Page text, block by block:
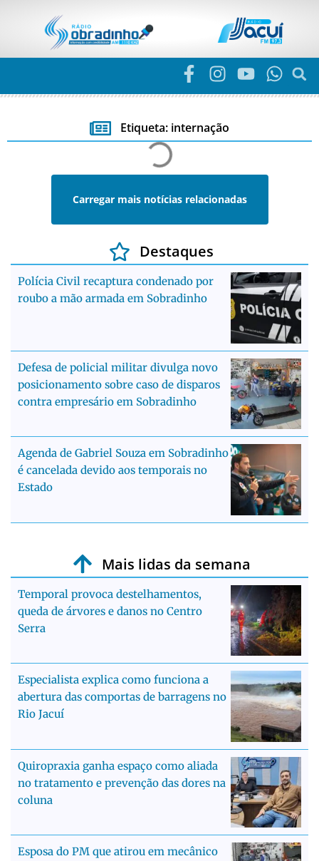
Etiqueta: internação
Carregar mais notícias relacionadas
Destaques
Polícia Civil recaptura condenado por
roubo a mão armada em Sobradinho
Defesa de policial militar divulga novo
posicionamento sobre caso de disparos
contra empresário em Sobradinho
Agenda de Gabriel Souza em Sobradinho
é cancelada devido aos temporais no
Estado
Mais lidas da semana
Temporal provoca destelhamentos,
queda de árvores e danos no Centro
Serra
Especialista explica como funciona a
abertura das comportas de barragens no
Rio Jacuí
Quiropraxia ganha espaço como aliada
no tratamento e prevenção das dores na
coluna
Esposa do PM que atirou em mecânico